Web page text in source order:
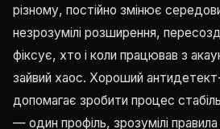
різному, постійно змінює
незрозумілі розширення,
фіксує, хто і коли працював з
зайвий хаос. Хороший
допомагає зробити процес
— один профіль, зрозумілі